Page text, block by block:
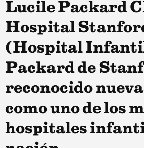
Lucile Packard
Hospital
(Hospital
Packard de
reconocido
como uno de los
hospitales